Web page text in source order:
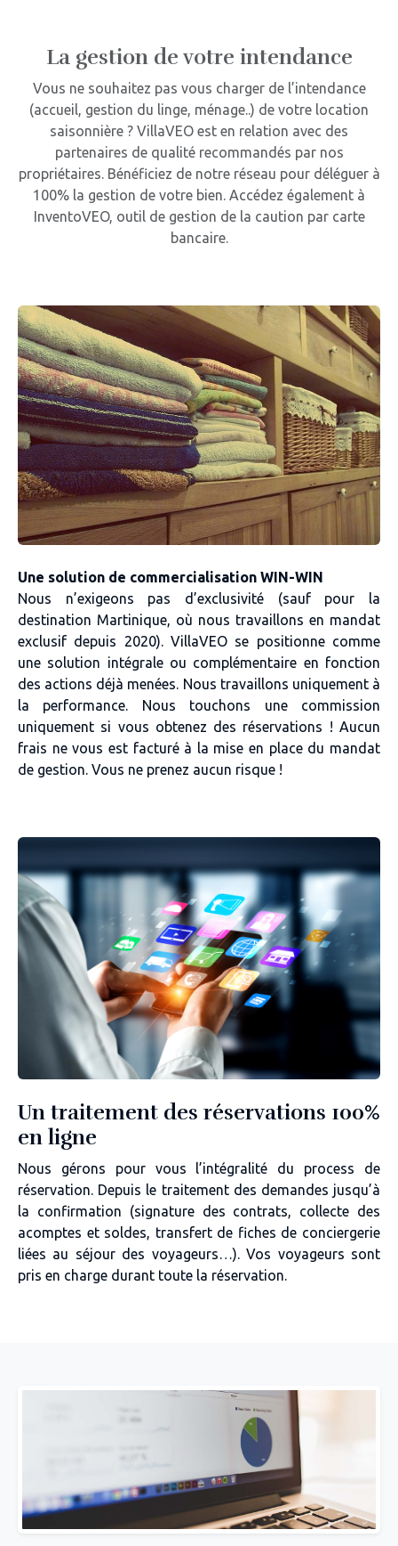
La gestion de votre intendance
Vous ne souhaitez pas vous charger de l’intendance
(accueil, gestion du linge, ménage..) de votre location
saisonnière ? VillaVEO est en relation avec des
partenaires de qualité recommandés par nos
propriétaires. Bénéficiez de notre réseau pour déléguer à
100% la gestion de votre bien. Accédez également à
InventoVEO, outil de gestion de la caution par carte
bancaire.
Une solution de commercialisation WIN-WIN
Nous n’exigeons pas d’exclusivité (sauf pour la
destination Martinique, où nous travaillons en mandat
exclusif depuis 2020). VillaVEO se positionne comme
une solution intégrale ou complémentaire en fonction
des actions déjà menées. Nous travaillons uniquement à
la performance. Nous touchons une commission
uniquement si vous obtenez des réservations ! Aucun
frais ne vous est facturé à la mise en place du mandat
de gestion. Vous ne prenez aucun risque !
Un traitement des réservations 100%
en ligne
Nous gérons pour vous l’intégralité du process de
réservation. Depuis le traitement des demandes jusqu’à
la confirmation (signature des contrats, collecte des
acomptes et soldes, transfert de fiches de conciergerie
liées au séjour des voyageurs…). Vos voyageurs sont
pris en charge durant toute la réservation.